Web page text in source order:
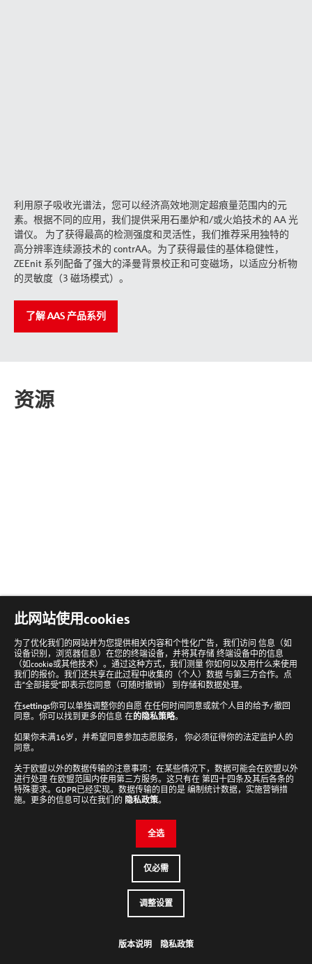
利用原子吸收光谱法，您可以经济高效地测定超痕量范围内的元
素。根据不同的应用，我们提供采用石墨炉和/或火焰技术的 AA 光
谱仪。 为了获得最高的检测强度和灵活性，我们推荐采用独特的
高分辨率连续源技术的 contrAA。为了获得最佳的基体稳健性，
ZEEnit 系列配备了强大的泽曼背景校正和可变磁场，以适应分析物
的灵敏度（3 磁场模式）。
了解 AAS 产品系列
资源
免费电子书：食用油分析
我们全新推出的电子书详细探讨了食用油的一系列质量与安全参数
质，同时涵盖食品及消费品领域相关的多种其他油脂。书中还针对
分析。本研究所采用的定量分析技术包括CNSX元素分析、ICP-OES
及紫外/可见分光光度法（UV/Vis），重点关注非金属含量、元素
组成及分子层面的降解指标。
此网站使用cookies
为了优化我们的网站并为您提供相关内容和个性化广告，我们访问 信息（如
设备识别，浏览器信息）在您的终端设备，并将其存储 终端设备中的信息
（如cookie或其他技术）。通过这种方式，我们测量 你如何以及用什么来使用
我们的报价。我们还共享在此过程中收集的（个人）数据 与第三方合作。点
击“全部接受”即表示您同意（可随时撤销） 到存储和数据处理。
在settings你可以单独调整你的自愿 在任何时间同意或就个人目的给予/撤回
同意。你可以找到更多的信息 在的隐私策略。
如果你未满16岁，并希望同意参加志愿服务， 你必须征得你的法定监护人的
同意。
关于欧盟以外的数据传输的注意事项：在某些情况下，数据可能会在欧盟以外
进行处理 在欧盟范围内使用第三方服务。这只有在 第四十四条及其后各条的
特殊要求。GDPR已经实现。数据传输的目的是 编制统计数据，实施营销措
施。更多的信息可以在我们的 隐私政策。
版本说明 隐私政策
全选
仅必需
调整设置